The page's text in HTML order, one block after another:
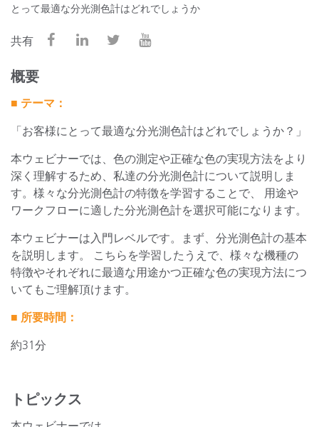
とって最適な分光測色計はどれでしょうか
共有
概要
■ テーマ：
「お客様にとって最適な分光測色計はどれでしょうか？」
本ウェビナーでは、色の測定や正確な色の実現方法をより
深く理解するため、私達の分光測色計について説明しま
す。様々な分光測色計の特徴を学習することで、 用途や
ワークフローに適した分光測色計を選択可能になります。
本ウェビナーは入門レベルです。まず、分光測色計の基本
を説明します。 こちらを学習したうえで、様々な機種の
特徴やそれぞれに最適な用途かつ正確な色の実現方法につ
いてもご理解頂けます。
■ 所要時間：
約31分
トピックス